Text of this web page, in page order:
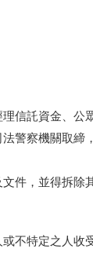
信託資金、公
警察機關取
件，並得拆除
不特定之人